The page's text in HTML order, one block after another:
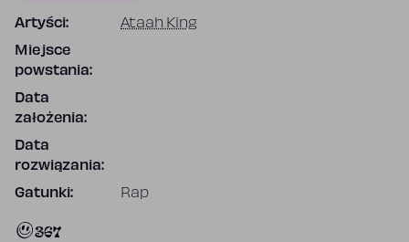
Artyści: Ataah King
Miejsce
powstania:
Data
założenia:
Data
rozwiązania:
Gatunki: Rap
367